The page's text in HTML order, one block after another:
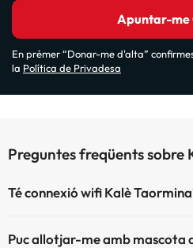
Apuntar-me
En prémer “Donar-me d'alta”
la Política de Privadesa
Preguntes freqüents sobre
Té connexió wifi Kalè
Puc allotjar-me amb mascota